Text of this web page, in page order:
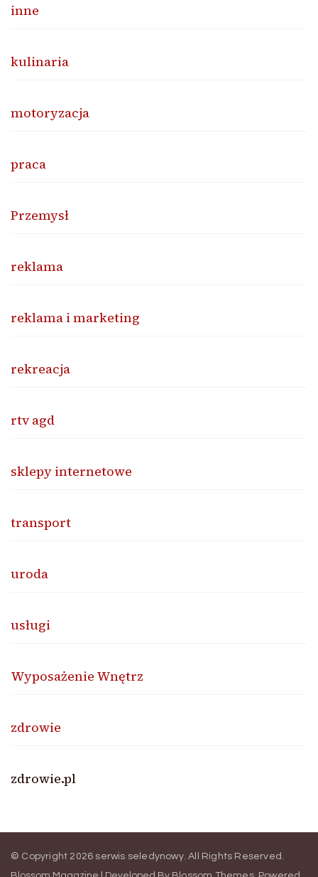
inne
kulinaria
motoryzacja
praca
Przemysł
reklama
reklama i marketing
rekreacja
rtv agd
sklepy internetowe
transport
uroda
usługi
Wyposażenie Wnętrz
zdrowie
zdrowie.pl
© Copyright 2026 serwis seledynowy. All Rights Reserved.